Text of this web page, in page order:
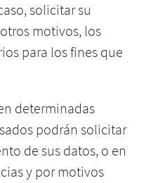
solicitar su
motivos, los
para los fines que
determinadas
podrán solicitar
de sus datos, o en
y por motivos